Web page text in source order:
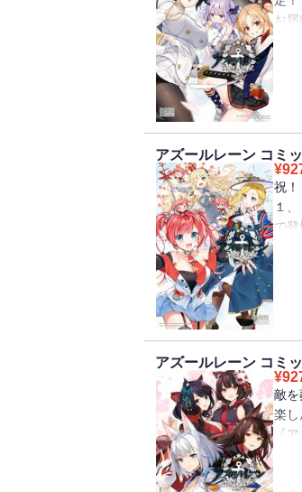
お
こ
アズールレーン コミ
¥
祝！
１
で
▼
アズールレーン コミ
¥
敵を
楽
『
ミ